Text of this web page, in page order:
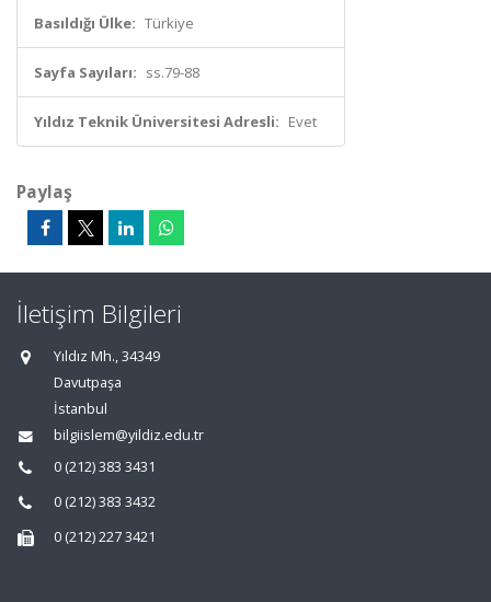
Basıldığı Ülke: Türkiye
Sayfa Sayıları: ss.79-88
Yıldız Teknik Üniversitesi Adresli: Evet
Paylaş
İletişim Bilgileri
Yıldız Mh., 34349
Davutpaşa
İstanbul
bilgiislem@yildiz.edu.tr
0 (212) 383 3431
0 (212) 383 3432
0 (212) 227 3421